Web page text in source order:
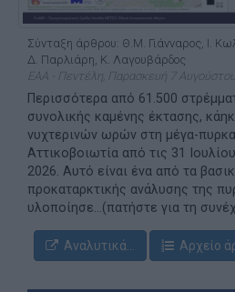
Σύνταξη άρθρου: Θ.Μ. Γιάνναρος, Ι.
Δ. Παρλιάρη, Κ. Λαγουβάρδος
ΕΑΑ - Πεντέλη, Παρασκευή 7 Αυγούστου
Περισσότερα από 61.500
συνολικής καμένης έκτασης,
νυχτερινών ωρών στη μέγα-
Αττικοβοιωτία από τις 31
2026. Αυτό είναι ένα από τα
προκαταρκτικής ανάλυσης της
υλοποίησε...(πατήστε για τη
Αναλυτικά... Αρχείο